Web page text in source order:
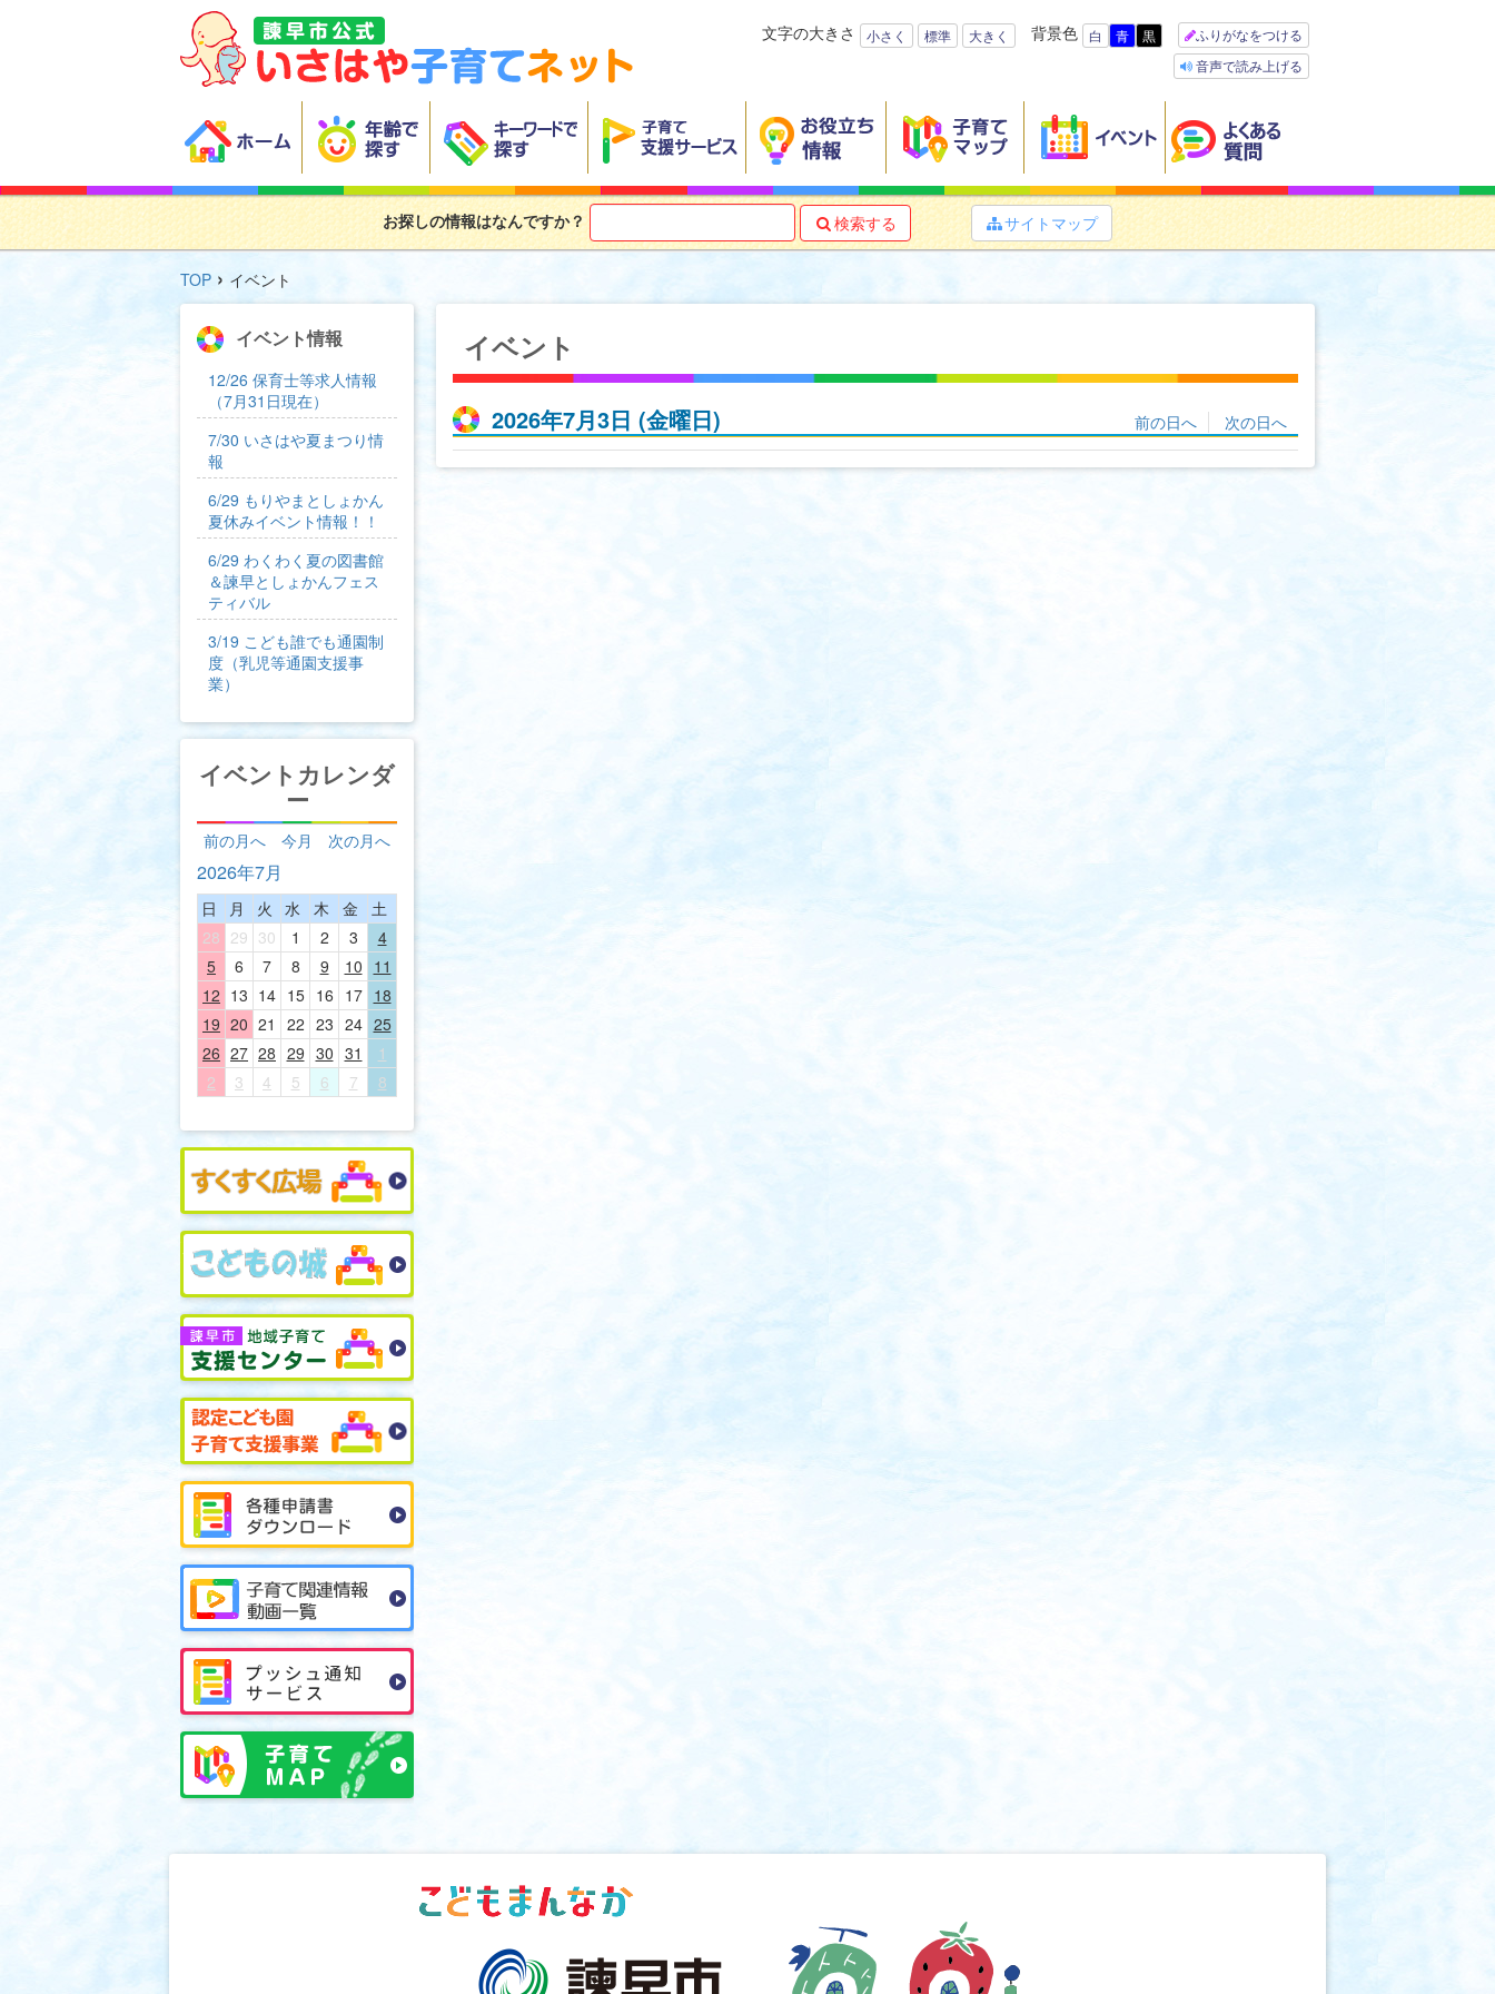
文字の大きさ 小さく 標準 大きく 背景色 白 青 黒
ふりがなをつける
音声で読み上げる
お探しの情報はなんですか？  検索する サイトマップ
TOP › イベント
イベント
2026年7月3日 (金曜日) 前の日へ 次の日へ
イベント情報
12/26 保育士等求人情報
（7月31日現在）
7/30 いさはや夏まつり情
報
6/29 もりやまとしょかん
夏休みイベント情報！！
6/29 わくわく夏の図書館
＆諫早としょかんフェス
ティバル
3/19 こども誰でも通園制
度（乳児等通園支援事
業）
イベントカレンダ
ー
前の月へ 今月 次の月へ
2026年7月
日 月 火 水 木 金
土
28 29 30 1 2 3
4
5
6 7 8 9 10 11
12 13 14 15 16 17 18
19 20 21 22 23 24 25
26 27 28 29 30 31
1
2
3 4 5 6 7 8